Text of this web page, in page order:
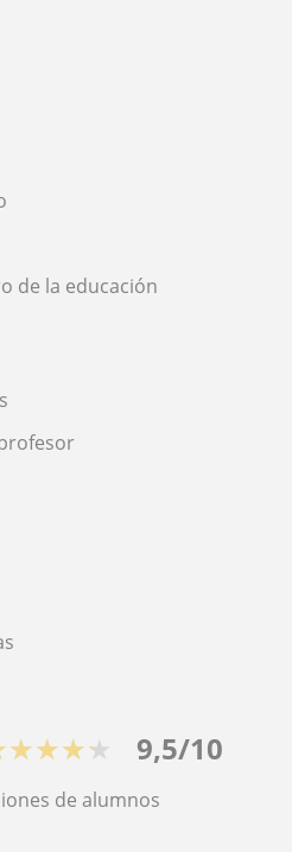
de la educación
9,5/10
de alumnos